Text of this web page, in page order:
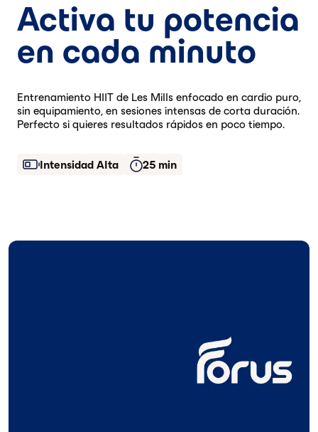
Activa tu potencia
en cada minuto
Entrenamiento HIIT de Les Mills enfocado en cardio puro,
sin equipamiento, en sesiones intensas de corta duración.
Perfecto si quieres resultados rápidos en poco tiempo.
Intensidad Alta 25 min